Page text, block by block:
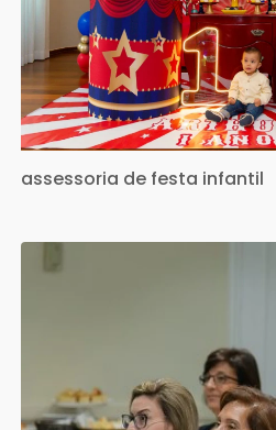
assessoria de festa infantil